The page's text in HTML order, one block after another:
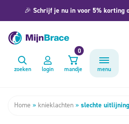
🎉 Schrijf je nu in voor 5% korting
zoeken login mandje
0
menu
Home » knieklachten » slechte